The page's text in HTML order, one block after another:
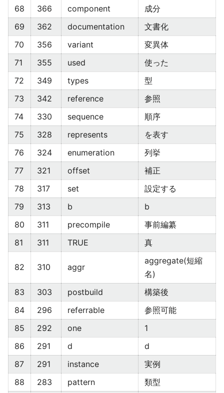
68 366 component
成分
69
362 documentation
文書化
70
356 variant
変異体
71
355 used
使った
72
349 types
型
73
342 reference
参照
74
330 sequence
順序
75
328 represents
を表す
76
324 enumeration
列挙
77
321 offset
補正
78
317 set
設定する
79
313 b
b
80
311 precompile
事前編纂
81
311 TRUE 真
82 310 aggr
aggregate(短縮
名)
83
303 postbuild
構築後
84
296 referrable
参照可能
85
292 one
1
86
291 d
d
87
291 instance
実例
88
283 pattern
類型